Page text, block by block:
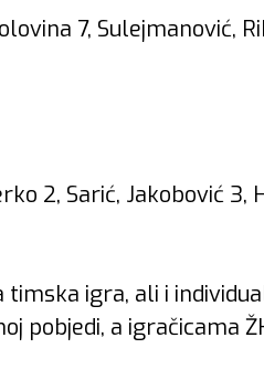
7, Sulejmanović,
2, Sarić, Jakobović 3,
igra, ali i
pobjedi, a igračicama